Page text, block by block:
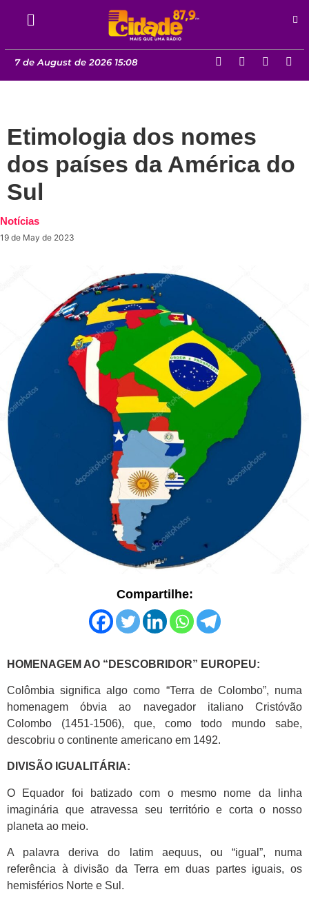
7 de August de 2026 15:08
Etimologia dos nomes
dos países da América do
Sul
Notícias
19 de May de 2023
Compartilhe:
HOMENAGEM AO “DESCOBRIDOR” EUROPEU:
Colômbia significa algo como “Terra de Colombo”, numa
homenagem óbvia ao navegador italiano Cristóvão
Colombo (1451-1506), que, como todo mundo sabe,
descobriu o continente americano em 1492.
DIVISÃO IGUALITÁRIA:
O Equador foi batizado com o mesmo nome da linha
imaginária que atravessa seu território e corta o nosso
planeta ao meio.
A palavra deriva do latim aequus, ou “igual”, numa
referência à divisão da Terra em duas partes iguais, os
hemisférios Norte e Sul.